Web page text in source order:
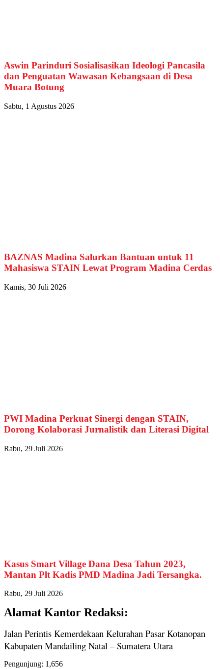
Aswin Parinduri Sosialisasikan Ideologi Pancasila
dan Penguatan Wawasan Kebangsaan di Desa
Muara Botung
Sabtu, 1 Agustus 2026
BAZNAS Madina Salurkan Bantuan untuk 11
Mahasiswa STAIN Lewat Program Madina Cerdas
Kamis, 30 Juli 2026
PWI Madina Perkuat Sinergi dengan STAIN,
Dorong Kolaborasi Jurnalistik dan Literasi Digital
Rabu, 29 Juli 2026
Kasus Smart Village Dana Desa Tahun 2023,
Mantan Plt Kadis PMD Madina Jadi Tersangka.
Rabu, 29 Juli 2026
Alamat Kantor Redaksi:
Jalan Perintis Kemerdekaan Kelurahan Pasar Kotanopan
Kabupaten Mandailing Natal – Sumatera Utara
Pengunjung: 1,656